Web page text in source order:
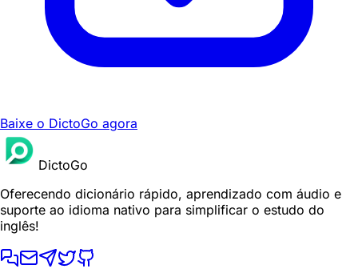
Baixe o DictoGo agora
DictoGo
Oferecendo dicionário rápido, aprendizado com áudio e
suporte ao idioma nativo para simplificar o estudo do
inglês!